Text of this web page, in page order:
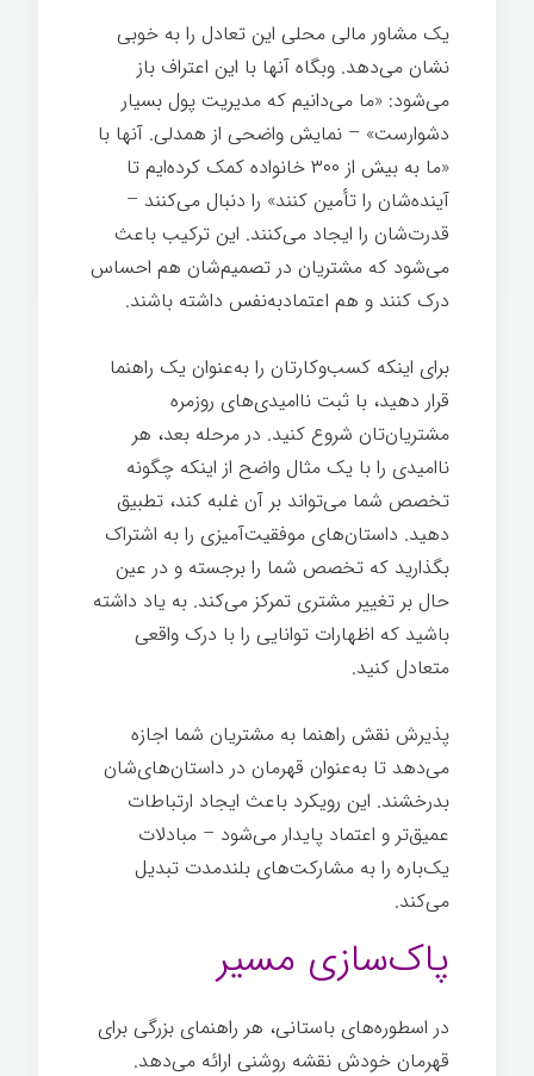
یک مشاور مالی محلی این تعادل را به خوبی
نشان می‌دهد. وبگاه آنها با این اعتراف باز
می‌شود: «ما می‌دانیم که مدیریت پول بسیار
دشوارست» – نمایش واضحی از همدلی. آنها با
«ما به بیش از ۳۰۰ خانواده کمک کرده‌ایم تا
آینده‌شان را تأمین کنند» را دنبال می‌کنند –
قدرت‌شان را ایجاد می‌کنند. این ترکیب باعث
می‌شود که مشتریان در تصمیم‌شان هم احساس
درک کنند و هم اعتمادبه‌نفس داشته باشند.
برای اینکه کسب‌وکارتان را به‌عنوان یک راهنما
قرار دهید، با ثبت ناامیدی‌های روزمره
مشتریان‌تان شروع کنید. در مرحله بعد، هر
ناامیدی را با یک مثال واضح از اینکه چگونه
تخصص شما می‌تواند بر آن غلبه کند، تطبیق
دهید. داستان‌های موفقیت‌آمیزی را به اشتراک
بگذارید که تخصص شما را برجسته و در عین
حال بر تغییر مشتری تمرکز می‌کند. به یاد داشته
باشید که اظهارات توانایی را با درک واقعی
متعادل کنید.
پذیرش نقش راهنما به مشتریان شما اجازه
می‌دهد تا به‌عنوان قهرمان در داستان‌های‌شان
بدرخشند. این رویکرد باعث ایجاد ارتباطات
عمیق‌تر و اعتماد پایدار می‌شود – مبادلات
یک‌باره را به مشارکت‌های بلندمدت تبدیل
می‌کند.
پاک‌سازی مسیر
در اسطوره‌های باستانی، هر راهنمای بزرگی برای
قهرمان خودش نقشه روشنی ارائه می‌دهد.